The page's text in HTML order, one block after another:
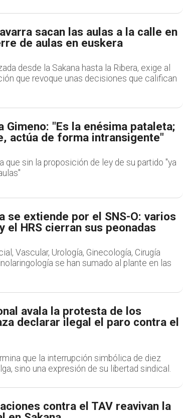
sacan las aulas a la calle en
de aulas en euskera
desde la Sakana hasta la Ribera, exige al
que revoque unas decisiones que califican
Gimeno: "Es la enésima pataleta;
actúa de forma intransigente"
que sin la proposición de ley de su partido "ya
se extiende por el SNS-O: varios
el HRS cierran sus peonadas
Vascular, Urología, Ginecología, Cirugía
se han sumado al plante en las
avala la protesta de los
declarar ilegal el paro contra el
que la interrupción simbólica de diez
sino una expresión de su libertad sindical.
contra el TAV reavivan la